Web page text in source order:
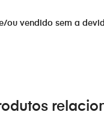
ou vendido sem a